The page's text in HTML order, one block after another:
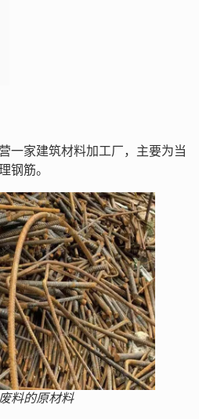
一家建筑材料加工厂，主要为当
钢筋。
料的原材料